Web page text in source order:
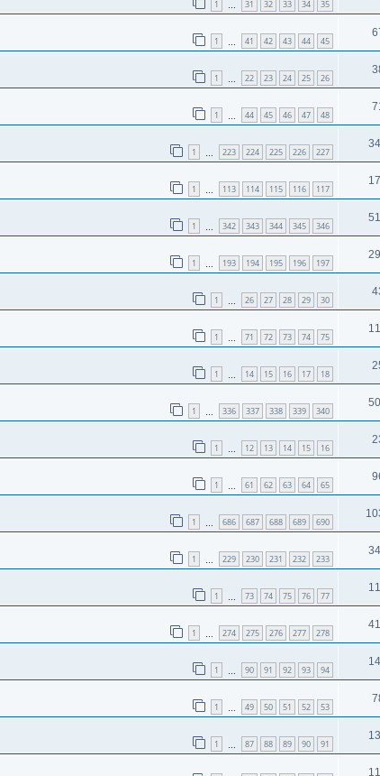
1 31 32 33 34 35
1 41 42 43 44 45
1 22 23 24 25 26
1 44 45 46 47 48
1 223 224 225 226 227
1 113 114 115 116 117
1 342 343 344 345 346
1 193 194 195 196 197
1 26 27 28 29 30
1 71 72 73 74 75
1 14 15 16 17 18
1 336 337 338 339 340
1 12 13 14 15 16
1 61 62 63 64 65
1 686 687 688 689 690
1 229 230 231 232 233
1 73 74 75 76 77
1 274 275 276 277 278
1 90 91 92 93 94
1 49 50 51 52 53
1 87 88 89 90 91